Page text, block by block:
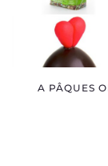
A PÂQUES